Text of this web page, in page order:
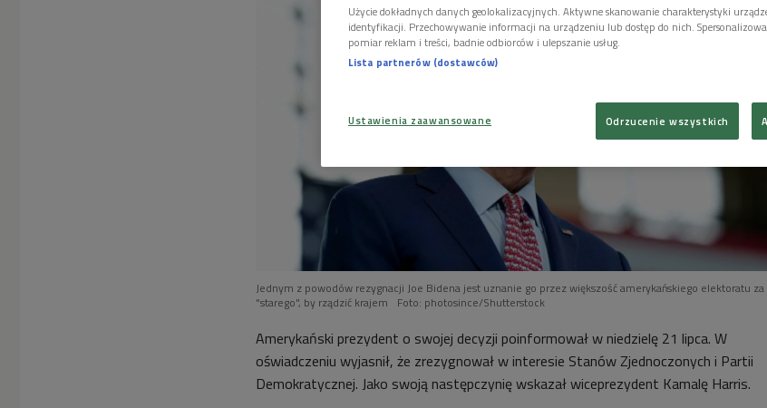
Jednym z powodów rezygnacji Joe Bidena jest uznanie go przez większość amerykańskiego elektoratu
"starego", by rządzić krajem
Foto: photosince/Shutterstock
Amerykański prezydent o swojej decyzji poinformował w niedzielę 21 lipca. W
oświadczeniu wyjasnił, że zrezygnował w interesie Stanów Zjednoczonych i Partii
Demokratycznej. Jako swoją następczynię wskazał wiceprezydent Kamalę Harris.
Użycie dokładnych danych geolokalizacyjnych. Aktywne skanowanie charakterystyki
identyfikacji. Przechowywanie informacji na urządzeniu lub dostęp do nich.
pomiar reklam i treści, badnie odbiorców i ulepszanie usług.
Lista partnerów (dostawców)
Ustawienia zaawansowane Odrzucenie wszystkich